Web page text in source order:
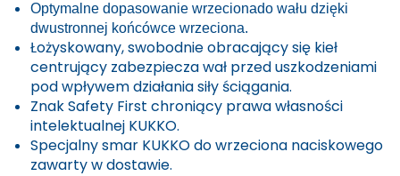
Optymalne dopasowanie wrzecionado wału dzięki
dwustronnej końcówce wrzeciona.
Łożyskowany, swobodnie obracający się kieł
centrujący zabezpiecza wał przed uszkodzeniami
pod wpływem działania siły ściągania.
Znak Safety First chroniący prawa własności
intelektualnej KUKKO.
Specjalny smar KUKKOdo wrzeciona naciskowego
zawarty w dostawie.